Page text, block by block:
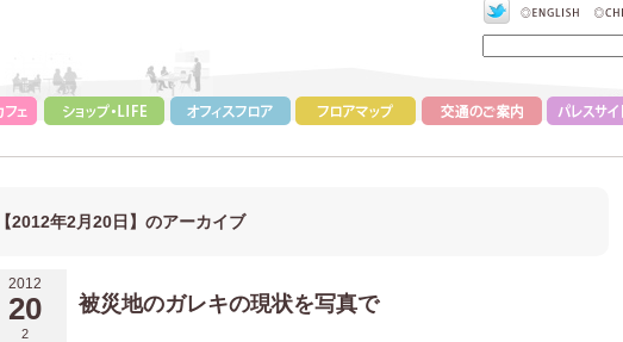
【2012年2月20日】のアーカイブ
2012
20
2
被災地のガレキの現状を写真で